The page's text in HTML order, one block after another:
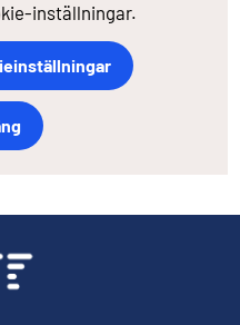
inställningar.